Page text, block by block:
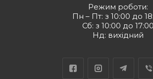
Режим роботи:
Пн – Пт: з 10:00 до
Сб: з 10:00 до 17:00
Нд: вихідний